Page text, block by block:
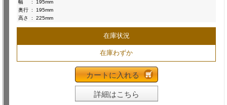
幅 :
195mm
奥行 :
195mm
高さ
: 225mm
在庫状況
在庫わずか
カートに入れる
詳細はこちら